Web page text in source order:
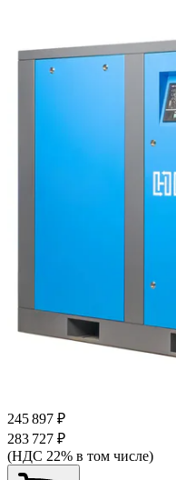
245 897 ₽
283 727 ₽
(НДС 22% в том числе)